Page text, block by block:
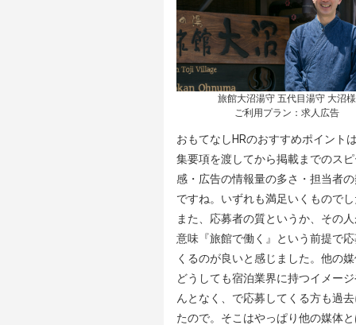
旅館大沼湯守 五代目湯守 大沼様
ご利用プラン：求人広告
おもてなしHRのおすすめポイント
集要項を渡してから掲載までのス
感・広告の情報量の多さ・担当者
ですね。いずれも満足いくもので
また、応募者の質というか、その
意味『旅館で働く』という前提で
くるのが良いと感じました。他の
どうしても宿泊業界に持つイメー
んとなく、で応募してくる方も過
たので。そこはやっぱり他の媒体